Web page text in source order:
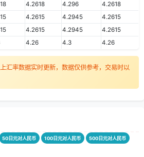
4.2618 4.296
4.2618
4.2615 4.2945
4.2615
4.2615 4.2945
4.2615
4.26 4.3 4.26
汇率数据实时更新，数据仅供参考，交易时以
50日元对人民币 100日元对人民币 500日元对人民币